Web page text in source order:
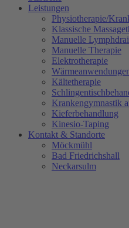
Leistungen
Physiotherapie/
Klassische
Manuelle
Manuelle Therapie
Elektrotherapie
Kältetherapie
Krankengymnastik
Kieferbehandlung
Kinesio-Taping
Kontakt & Standorte
Möckmühl
Bad Friedrichshall
Neckarsulm